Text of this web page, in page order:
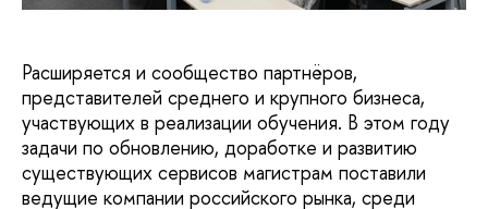
Расширяется и сообщество партнёров,
представителей среднего и крупного бизнеса,
участвующих в реализации обучения. В этом году
задачи по обновлению, доработке и развитию
существующих сервисов магистрам поставили
ведущие компании российского рынка, среди